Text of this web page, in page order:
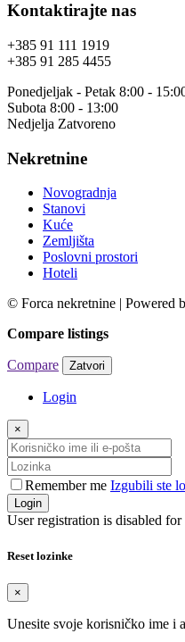
Kontaktirajte nas
+385 91 111 1919
+385 91 285 4455
Ponedjeljak - Petak 8:00 -
Subota 8:00 - 13:00
Nedjelja Zatvoreno
Nekretnine
Novogradnja
Stanovi
Kuće
Zemljišta
Poslovni prostori
Hoteli
© Forca nekretnine | Powered
Compare listings
Compare Zatvori
Login
×
Remember me Izgubili ste
Login
User registration is disabled for
Reset lozinke
×
Unesite svoje korisničko ime i